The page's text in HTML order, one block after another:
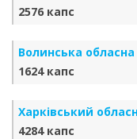
2576 капс
Волинська обласна
1624 капс
Харківський
4284 капс